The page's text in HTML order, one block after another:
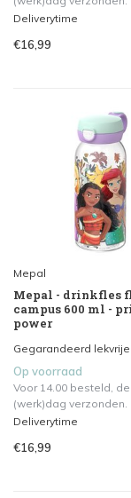
Deliverytime
€16,99
Mepal
Mepal - drinkfles
campus 600 ml -
power
Gegarandeerd lekvrije
Op voorraad
Voor 14.00 besteld,
(werk)dag verzonden.
Deliverytime
€16,99